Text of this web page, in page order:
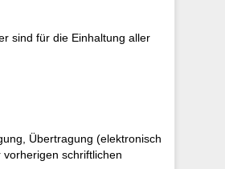
sind für die Einhaltung aller
Übertragung (elektronisch
schriftlichen